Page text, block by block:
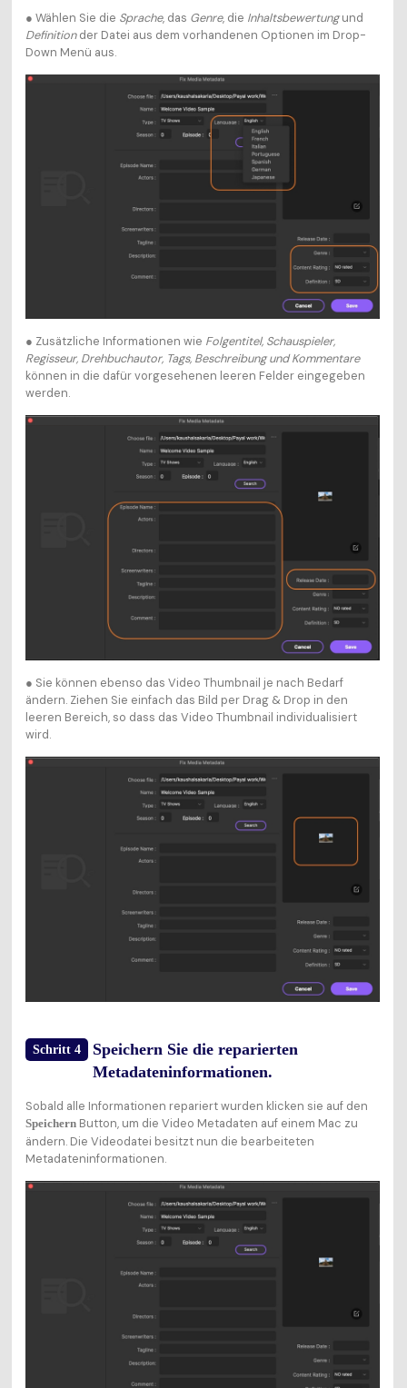
● Wählen Sie die Sprache, das Genre, die Inhaltsbewertungund
Definitionder Datei aus dem vorhandenen Optionen im Drop-
Down Menü aus.
● Zusätzliche Informationen wie Folgentitel, Schauspieler,
Regisseur, Drehbuchautor, Tags, Beschreibung und Kommentare
können in die dafür vorgesehenen leeren Felder eingegeben
werden.
● Sie können ebenso das Video Thumbnail je nach Bedarf
ändern. Ziehen Sie einfach das Bild per Drag & Drop in den
leeren Bereich, so dass das Video Thumbnail individualisiert
wird.
Schritt 4
Speichern Sie die reparierten
Metadateninformationen.
Sobald alle Informationen repariert wurden klicken sie auf den
SpeichernButton, um die Video Metadaten auf einem Mac zu
ändern. Die Videodatei besitzt nun die bearbeiteten
Metadateninformationen.